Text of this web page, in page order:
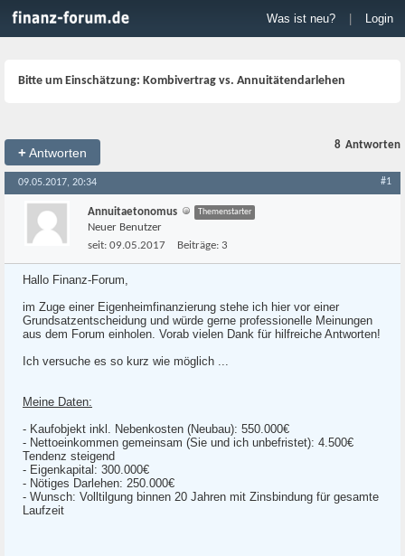
Was ist neu? Login
Bitte um Einschätzung: Kombivertrag vs. Annuitätendarlehen
+Antworten
8 Antworten
09.05.2017, 20:34 #1
Annuitaetonomus Themenstarter
Neuer Benutzer
seit: 09.05.2017 Beiträge: 3
Hallo Finanz-Forum,
im Zuge einer Eigenheimfinanzierung stehe ich hier vor einer
Grundsatzentscheidung und würde gerne professionelle Meinungen
aus dem Forum einholen. Vorab vielen Dank für hilfreiche Antworten!
Ich versuche es so kurz wie möglich ...
Meine Daten:
- Kaufobjekt inkl. Nebenkosten (Neubau): 550.000€
- Nettoeinkommen gemeinsam (Sie und ich unbefristet): 4.500€
Tendenz steigend
- Eigenkapital: 300.000€
- Nötiges Darlehen: 250.000€
- Wunsch: Volltilgung binnen 20 Jahren mit Zinsbindung für gesamte
Laufzeit